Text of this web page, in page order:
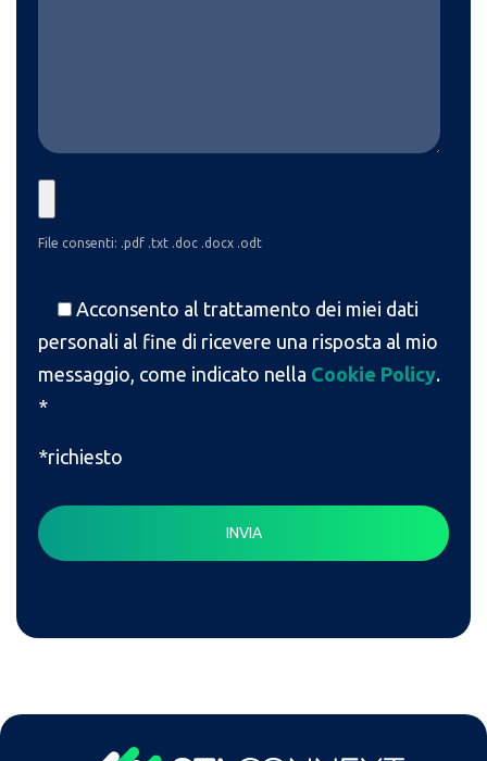
File consenti: .pdf .txt .doc .docx .odt
Acconsento al trattamento dei miei dati
personali al fine di ricevere una risposta al mio
messaggio, come indicato nella Cookie Policy.
*
*richiesto